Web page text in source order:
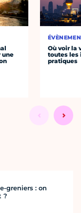
une
Où voir la
toutes les
pratiques
greniers : on
?